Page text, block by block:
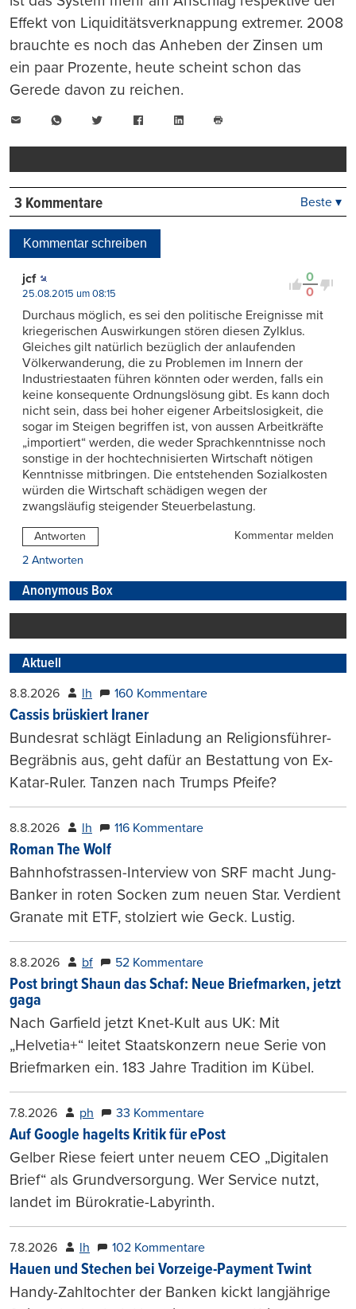
Effekt von Liquiditätsverknappung extremer. 2008
brauchte es noch das Anheben der Zinsen um
ein paar Prozente, heute scheint schon das
Gerede davon zu reichen.
WhatsAppTwitter FacebookLinkedIn
drucken
3 Kommentare Beste ▾
Kommentar schreiben
0
0
jcf
25.08.2015 um 08:15
Durchaus möglich, es sei den politische Ereignisse mit
kriegerischen Auswirkungen stören diesen Zylklus.
Gleiches gilt natürlich bezüglich der anlaufenden
Völkerwanderung, die zu Problemen im Innern der
Industriestaaten führen könnten oder werden, falls ein
keine konsequente Ordnungslösung gibt. Es kann doch
nicht sein, dass bei hoher eigener Arbeitslosigkeit, die
sogar im Steigen begriffen ist, von aussen Arbeitkräfte
„importiert“ werden, die weder Sprachkenntnisse noch
sonstige in der hochtechnisierten Wirtschaft nötigen
Kenntnisse mitbringen. Die entstehenden Sozialkosten
würden die Wirtschaft schädigen wegen der
zwangsläufig steigender Steuerbelastung.
Antworten
Kommentar melden
2 Antworten
Anonymous Box
Aktuell
8.8.2026 lh 160 Kommentare
Cassis brüskiert Iraner
Bundesrat schlägt Einladung an Religionsführer-
Begräbnis aus, geht dafür an Bestattung von Ex-
Katar-Ruler. Tanzen nach Trumps Pfeife?
8.8.2026 lh 116 Kommentare
Roman The Wolf
Bahnhofstrassen-Interview von SRF macht Jung-
Banker in roten Socken zum neuen Star. Verdient
Granate mit ETF, stolziert wie Geck. Lustig.
8.8.2026 bf 52 Kommentare
Post bringt Shaun das Schaf: Neue Briefmarken, jetzt
gaga
Nach Garfield jetzt Knet-Kult aus UK: Mit
„Helvetia+“ leitet Staatskonzern neue Serie von
Briefmarken ein. 183 Jahre Tradition im Kübel.
7.8.2026 ph 33 Kommentare
Auf Google hagelts Kritik für ePost
Gelber Riese feiert unter neuem CEO „Digitalen
Brief“ als Grundversorgung. Wer Service nutzt,
landet im Bürokratie-Labyrinth.
7.8.2026 lh 102 Kommentare
Hauen und Stechen bei Vorzeige-Payment Twint
Handy-Zahltochter der Banken kickt langjährige